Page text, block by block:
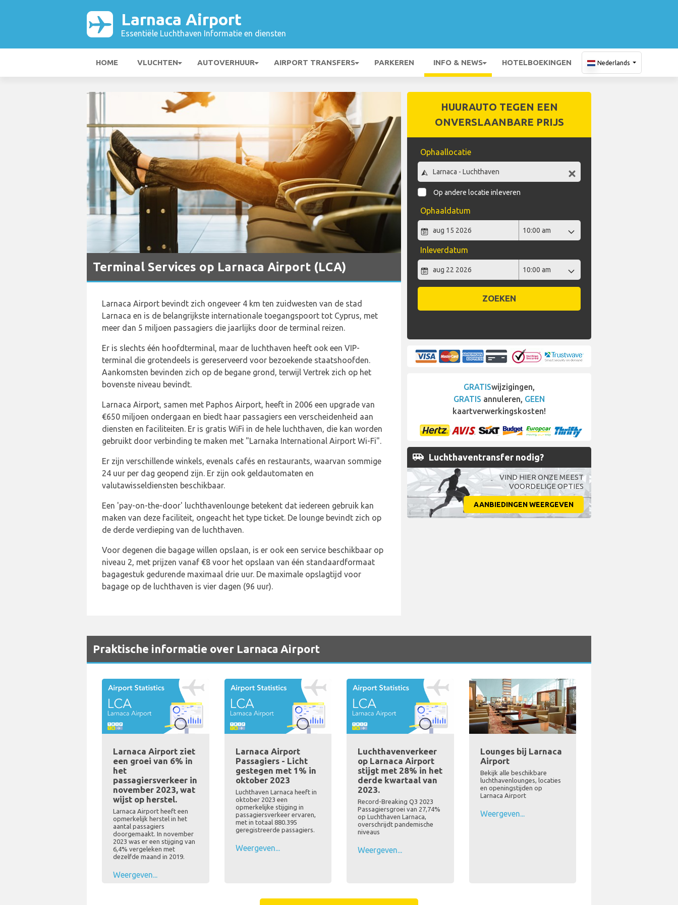
Larnaca Airport
Essentiële Luchthaven Informatie en diensten
HOME VLUCHTEN AUTOVERHUUR AIRPORT TRANSFERS PARKEREN INFO & NEWS HOTELBOEKINGEN Nederlands
Terminal Services op Larnaca Airport (LCA)
Larnaca Airport bevindt zich ongeveer 4 km ten zuidwesten van de stad
Larnaca en is de belangrijkste internationale toegangspoort tot Cyprus, met
meer dan 5 miljoen passagiers die jaarlijks door de terminal reizen.
Er is slechts één hoofdterminal, maar de luchthaven heeft ook een VIP-
terminal die grotendeels is gereserveerd voor bezoekende staatshoofden.
Aankomsten bevinden zich op de begane grond, terwijl Vertrek zich op het
bovenste niveau bevindt.
Larnaca Airport, samen met Paphos Airport, heeft in 2006 een upgrade van
€650 miljoen ondergaan en biedt haar passagiers een verscheidenheid aan
diensten en faciliteiten. Er is gratis WiFi in de hele luchthaven, die kan worden
gebruikt door verbinding te maken met "Larnaka International Airport Wi-Fi".
Er zijn verschillende winkels, evenals cafés en restaurants, waarvan sommige
24 uur per dag geopend zijn. Er zijn ook geldautomaten en
valutawisseldiensten beschikbaar.
Een 'pay-on-the-door' luchthavenlounge betekent dat iedereen gebruik kan
maken van deze faciliteit, ongeacht het type ticket. De lounge bevindt zich op
de derde verdieping van de luchthaven.
Voor degenen die bagage willen opslaan, is er ook een service beschikbaar op
niveau 2, met prijzen vanaf €8 voor het opslaan van één standaardformaat
bagagestuk gedurende maximaal drie uur. De maximale opslagtijd voor
bagage op de luchthaven is vier dagen (96 uur).
HUURAUTO TEGEN EEN
ONVERSLAANBARE PRIJS
Ophaallocatie
Op andere locatie inleveren
Ophaaldatum
Inleverdatum
ZOEKEN
GRATISwijzigingen,
GRATIS annuleren, GEEN
kaartverwerkingskosten!
airport_shuttle Luchthaventransfer nodig?
VIND HIER ONZE MEEST
VOORDELIGE OPTIES
AANBIEDINGEN WEERGEVEN
Praktische informatie over Larnaca Airport
Larnaca Airport ziet
een groei van 6% in
het
passagiersverkeer in
november 2023, wat
wijst op herstel.
Larnaca Airport heeft een
opmerkelijk herstel in het
aantal passagiers
doorgemaakt. In november
2023 was er een stijging van
6,4% vergeleken met
dezelfde maand in 2019.
Weergeven...
Larnaca Airport
Passagiers - Licht
gestegen met 1% in
oktober 2023
Luchthaven Larnaca heeft in
oktober 2023 een
opmerkelijke stijging in
passagiersverkeer ervaren,
met in totaal 880.395
geregistreerde passagiers.
Weergeven...
Luchthavenverkeer
op Larnaca Airport
stijgt met 28% in het
derde kwartaal van
2023.
Record-Breaking Q3 2023
Passagiersgroei van 27,74%
op Luchthaven Larnaca,
overschrijdt pandemische
niveaus
Weergeven...
Lounges bij Larnaca
Airport
Bekijk alle beschikbare
luchthavenlounges, locaties
en openingstijden op
Larnaca Airport
Weergeven...